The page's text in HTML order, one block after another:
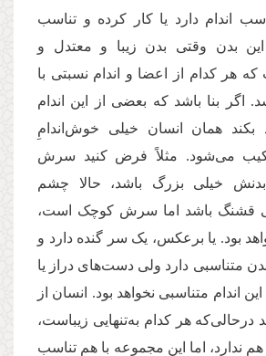
‌اندام دارد یا کار کرده و تناسب
این بدن وقتی بدن زیبا و معتدل و
هر کدام از اعضا و اندام نسبتی با
اگر بنا باشد که بعضی از این اندام‌
همان انسان خیلی خوش‌اندامِ
می‌شود. مثلاً فرض کنید سرش
خیلی بزرگ باشد، حالا چشم
قشنگ باشد اما سرش کوچک است،
بود. یا برعکس، یک سر گنده دارد و
متناسبی دارد ولی دست‌های دراز یا
اندام متناسبی نخواهد بود. انسان از
هر کدام به‌تنهایی زیباست،
ندارد، اما این مجموعه با هم تناسب